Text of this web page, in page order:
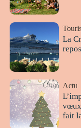
La
Actu
vœux
fait